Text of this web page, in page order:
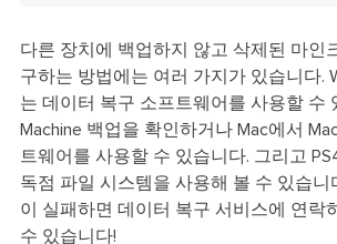
다른 장치에 백업하지 않고 삭제된 마인
구하는 방법에는 여러 가지가 있습니다.
는 데이터 복구 소프트웨어를 사용할 수
Machine 백업을 확인하거나 Mac에서
트웨어를 사용할 수 있습니다. 그리고
독점 파일 시스템을 사용해 볼 수 있습니
이 실패하면 데이터 복구 서비스에 연락
수 있습니다!